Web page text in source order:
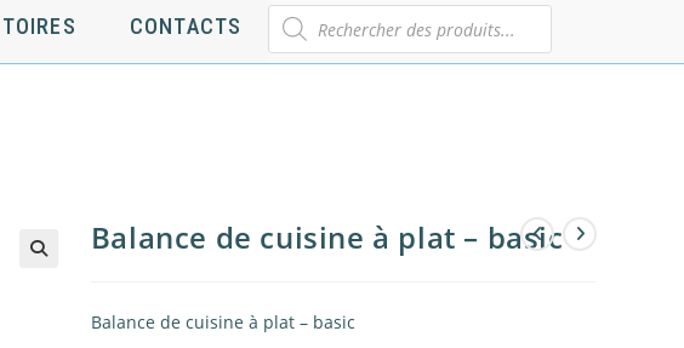
CONTACTS
Recherche
de
produits
Balance de cuisine à plat – basic
Balance de cuisine à plat – basic